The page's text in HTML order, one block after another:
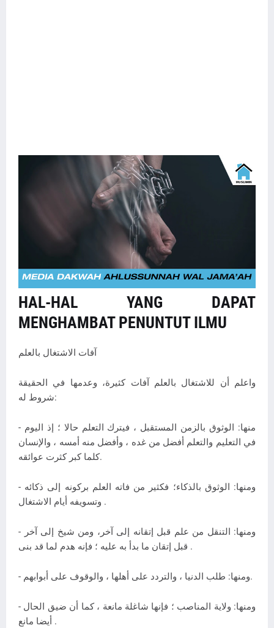
HAL-HAL YANG DAPAT
MENGHAMBAT PENUNTUT ILMU
آفات الاشتغال بالعلم
واعلم أن للاشتغال بالعلم آفات كثيرة، وعدمها في الحقيقة
شروط له:
- منها: الوثوق بالزمن المستقبل ، فيترك التعلم حالا ؛ إذ اليوم
في التعليم والتعلم أفضل من غده ، وأفضل منه أمسه ، والإنسان
كلما كبر كثرت عوائقه.
- ومنها: الوثوق بالذكاء؛ فكثير من فاته العلم بركونه إلى ذكائه
وتسويفه أيام الاشتغال .
- ومنها: التنقل من علم قبل إتقانه إلى آخر، ومن شيخ إلى آخر
قبل إتقان ما بدأ به عليه ؛ فإنه هدم لما قد بنی .
- ومنها: طلب الدنيا ، والتردد على أهلها ، والوقوف على أبوابهم.
- ومنها: ولاية المناصب ؛ فإنها شاغلة مانعة ، كما أن ضيق الحال
أيضا مانع .